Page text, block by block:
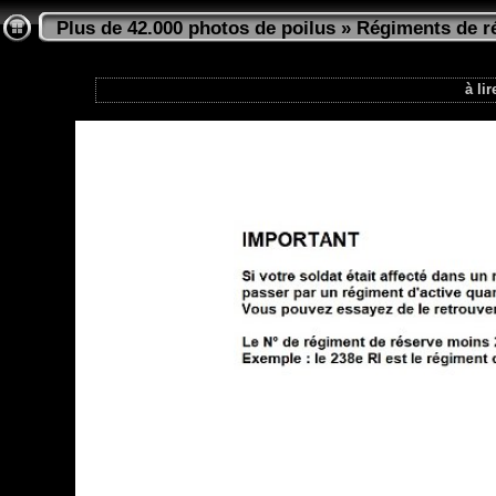
Plus de 42.000 photos de poilus»Régiments de
à